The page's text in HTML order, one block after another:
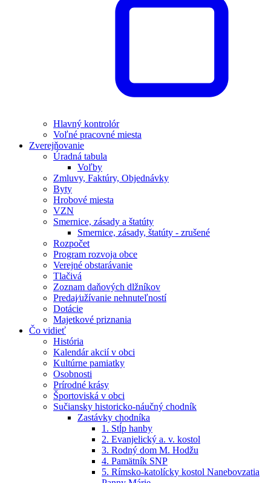
Hlavný kontrolór
Voľné pracovné miesta
Zverejňovanie
Úradná tabula
Voľby
Zmluvy, Faktúry, Objednávky
Byty
Hrobové miesta
VZN
Smernice, zásady a štatúty
Smernice, zásady, štatúty - zrušené
Rozpočet
Program rozvoja obce
Verejné obstarávanie
Tlačivá
Zoznam daňových dlžníkov
Predaj⁄užívanie nehnuteľností
Dotácie
Majetkové priznania
Čo vidieť
História
Kalendár akcií v obci
Kultúrne pamiatky
Osobnosti
Prírodné krásy
Športoviská v obci
Sučiansky historicko-náučný chodník
Zastávky chodníka
1. Stĺp hanby
2. Evanjelický a. v. kostol
3. Rodný dom M. Hodžu
4. Pamätník SNP
5. Rímsko-katolícky kostol Nanebovzatia